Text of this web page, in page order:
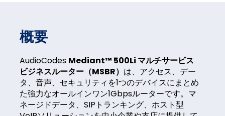
概要
AudioCodes Mediant™ 500Li マルチサービス
ビジネスルーター（MSBR） は、アクセス、デー
タ、音声、セキュリティを1つのデバイスにまとめ
た強力なオールインワン1Gbpsルーターです。マ
ネージドデータ、SIPトランキング、ホスト型